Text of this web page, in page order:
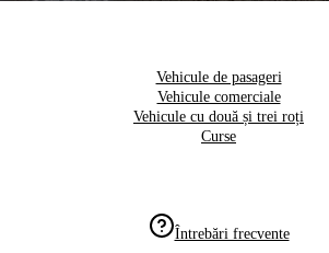
Vehicule de pasageri
Vehicule comerciale
Vehicule cu două și trei roți
Curse
Întrebări frecvente